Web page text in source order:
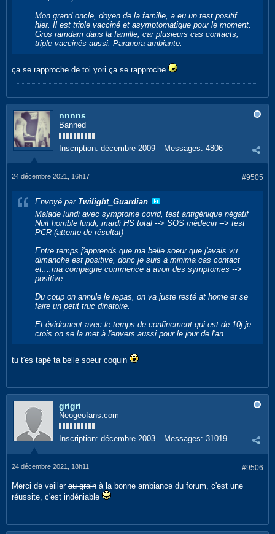
Mon grand oncle, doyen de la famille, a eu un test positif
hier. Il est triple vacciné et asymptomatique pour le moment.
Gros ramdam dans la famille, car plusieurs cas contacts,
triple vaccinés aussi. Paranoïa ambiante.
ça se rapproche de toi yori ça se rapproche
nnnns
Banned
Inscription: décembre 2009 Messages: 4806
#9505
24 décembre 2021, 16h17
Envoyé par Twilight_Guardian
Malade lundi avec symptome covid, test antigénique négatif
Nuit horrible lundi, mardi HS total --> SOS médecin --> test
PCR (attente de résultat)
Entre temps j'apprends que ma belle soeur que j'avais vu
dimanche est positive, donc je suis à minima cas contact
et....ma compagne commence à avoir des symptomes -->
positive
Du coup on annule le repas, on va juste resté at home et se
faire un petit truc dinatoire.
Et évidement avec le temps de confinement qui est de 10j je
crois on se la met à l'envers aussi pour le jour de l'an.
tu t'es tapé ta belle soeur coquin
grigri
Neogeofans.com
Inscription: décembre 2003 Messages: 31019
#9506
24 décembre 2021, 18h11
Merci de veiller au grain à la bonne ambiance du forum, c'est une
réussite, c'est indéniable